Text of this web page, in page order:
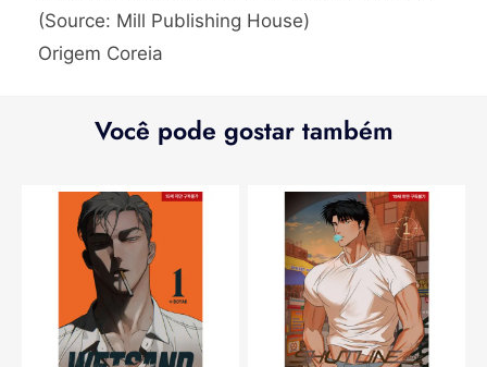
(Source: Mill Publishing House)
Origem Coreia
Você pode gostar também